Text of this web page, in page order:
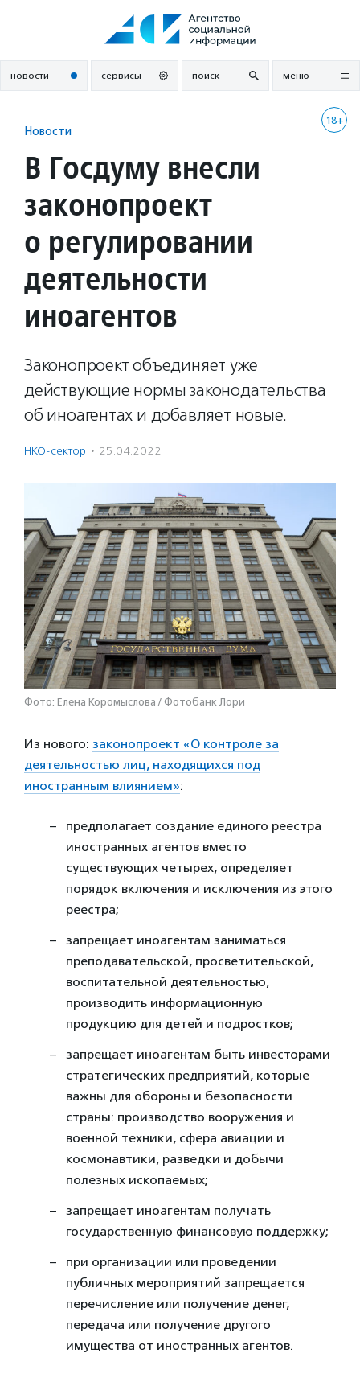
новости сервисы поиск меню
18+
Новости
В Госдуму внесли
законопроект
о регулировании
деятельности
иноагентов
Законопроект объединяет уже
действующие нормы законодательства
об иноагентах и добавляет новые.
НКО-сектор · 25.04.2022
Фото: Елена Коромыслова / Фотобанк Лори
Из нового: законопроект «О контроле за
деятельностью лиц, находящихся под
иностранным влиянием»:
предполагает создание единого реестра
иностранных агентов вместо
существующих четырех, определяет
порядок включения и исключения из этого
реестра;
запрещает иноагентам заниматься
преподавательской, просветительской,
воспитательной деятельностью,
производить информационную
продукцию для детей и подростков;
запрещает иноагентам быть инвесторами
стратегических предприятий, которые
важны для обороны и безопасности
страны: производство вооружения и
военной техники, сфера авиации и
космонавтики, разведки и добычи
полезных ископаемых;
запрещает иноагентам получать
государственную финансовую поддержку;
при организации или проведении
публичных мероприятий запрещается
перечисление или получение денег,
передача или получение другого
имущества от иностранных агентов.